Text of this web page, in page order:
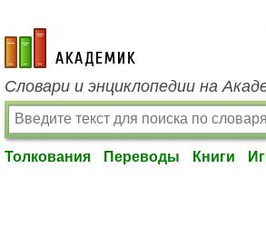
academic.ru
Словари и энциклопедии на
Толкования Переводы Книги